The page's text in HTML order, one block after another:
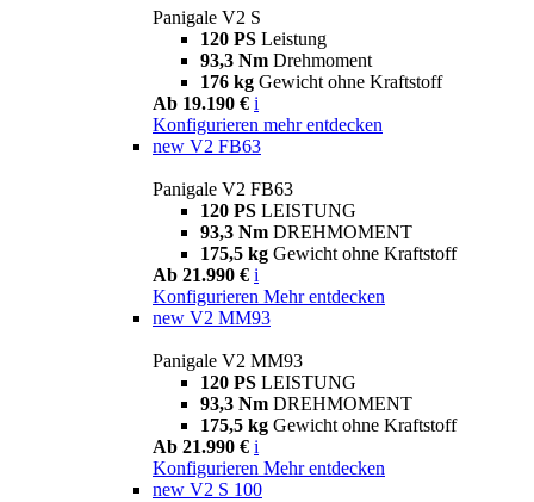
Panigale V2 S
120 PS Leistung
93,3 Nm Drehmoment
176 kg Gewicht ohne Kraftstoff
Ab 19.190 € i
Konfigurieren mehr entdecken
new V2 FB63
Panigale V2 FB63
120 PS LEISTUNG
93,3 Nm DREHMOMENT
175,5 kg Gewicht ohne Kraftstoff
Ab 21.990 € i
Konfigurieren Mehr entdecken
new V2 MM93
Panigale V2 MM93
120 PS LEISTUNG
93,3 Nm DREHMOMENT
175,5 kg Gewicht ohne Kraftstoff
Ab 21.990 € i
Konfigurieren Mehr entdecken
new V2 S 100